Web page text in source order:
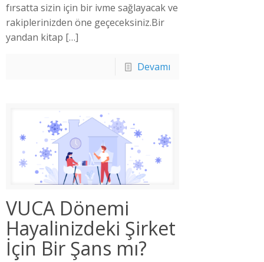
fırsatta sizin için bir ivme sağlayacak ve
rakiplerinizden öne geçeceksiniz.Bir
yandan kitap […]
Devamı
VUCA Dönemi
Hayalinizdeki Şirket
İçin Bir Şans mı?